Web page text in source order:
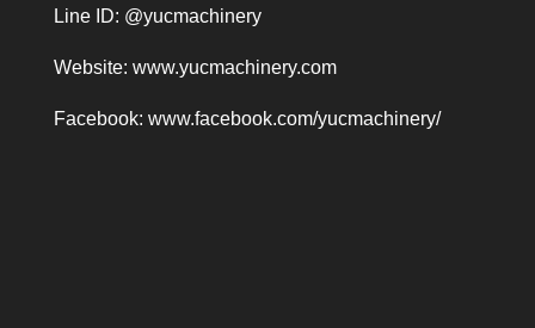
Line ID: @yucmachinery
Website: www.yucmachinery.com
Facebook: www.facebook.com/yucmachinery/